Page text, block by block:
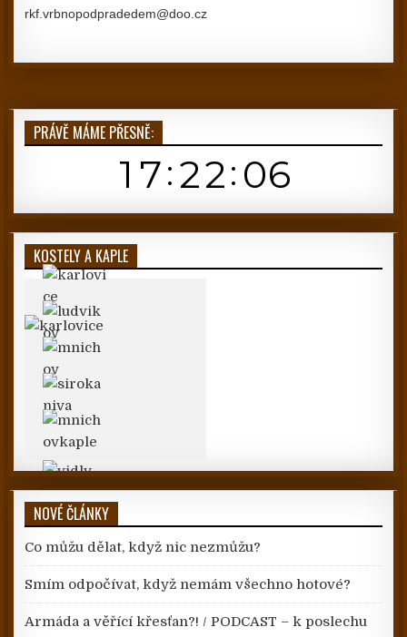
rkf.vrbnopodpradedem@doo.cz
PRÁVĚ MÁME PŘESNĚ:
KOSTELY A KAPLE
NOVÉ ČLÁNKY
Co můžu dělat, když nic nezmůžu?
Smím odpočívat, když nemám všechno hotové?
Armáda a věřící křesťan?! / PODCAST – k poslechu